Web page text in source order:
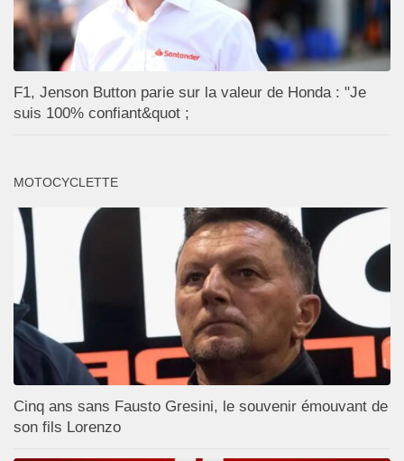
F1, Jenson Button parie sur la valeur de Honda : "Je
suis 100% confiant&quot ;
MOTOCYCLETTE
Cinq ans sans Fausto Gresini, le souvenir émouvant de
son fils Lorenzo